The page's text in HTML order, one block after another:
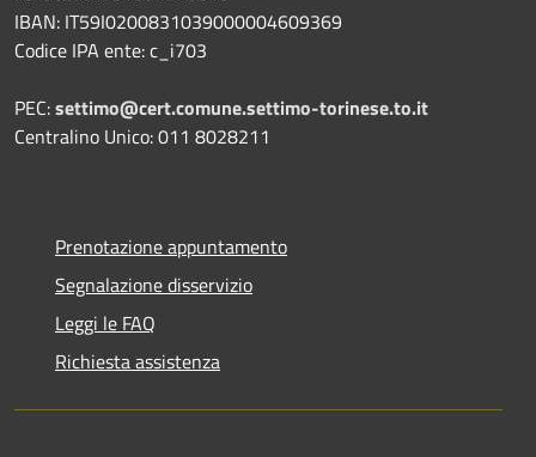
IBAN: IT59I0200831039000004609369
Codice IPA ente: c_i703
PEC:settimo@cert.comune.settimo-torinese.to.it
Centralino Unico: 011 8028211
Prenotazione appuntamento
Segnalazione disservizio
Leggi le FAQ
Richiesta assistenza